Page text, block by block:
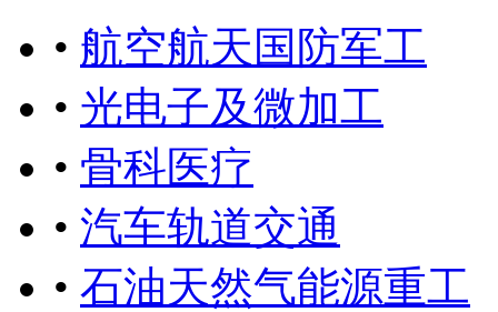
• 航空航天国防军工
• 光电子及微加工
• 骨科医疗
• 汽车轨道交通
• 石油天然气能源重工